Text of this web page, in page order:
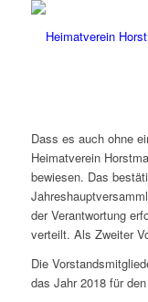
Dass es auch ohne
Heimatverein
bewiesen. Das
der Verantwortung
verteilt. Als Zweiter
Die
das Jahr 2018 für